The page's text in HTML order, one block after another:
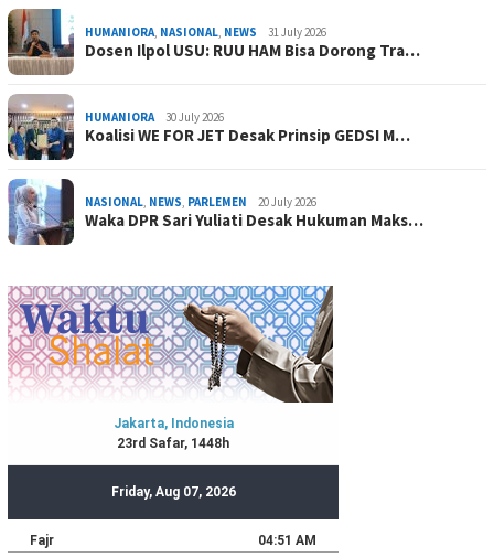
HUMANIORA NASIONAL NEWS 31 July 2026
Dosen Ilpol USU: RUU HAM Bisa Dorong Tra…
HUMANIORA 30 July 2026
Koalisi WE FOR JET Desak Prinsip GEDSI M…
NASIONAL NEWS PARLEMEN 20 July 2026
Waka DPR Sari Yuliati Desak Hukuman Maks…